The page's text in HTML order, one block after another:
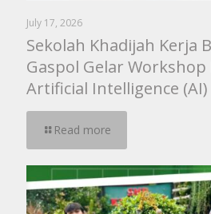
July 17, 2026
Sekolah Khadijah Kerja
Gaspol Gelar
Artificial Intelligence
Read more